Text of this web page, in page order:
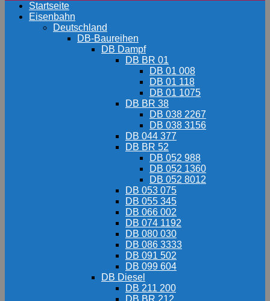
Startseite
Eisenbahn
Deutschland
DB-Baureihen
DB Dampf
DB BR 01
DB 01 008
DB 01 118
DB 01 1075
DB BR 38
DB 038 2267
DB 038 3156
DB 044 377
DB BR 52
DB 052 988
DB 052 1360
DB 052 8012
DB 053 075
DB 055 345
DB 066 002
DB 074 1192
DB 080 030
DB 086 3333
DB 091 502
DB 099 604
DB Diesel
DB 211 200
DB BR 212